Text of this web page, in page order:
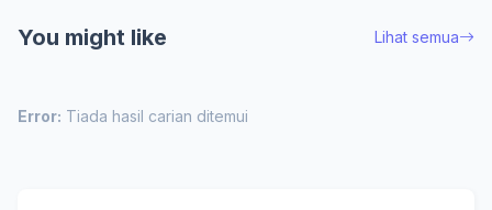
You might like Lihat semua
Error: Tiada hasil carian ditemui